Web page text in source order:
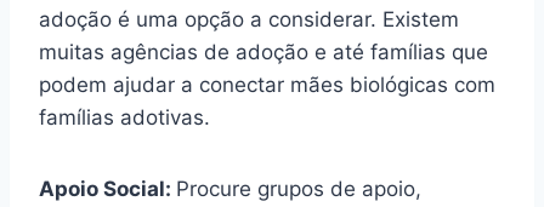
adoção é uma opção a considerar. Existem
muitas agências de adoção e até famílias que
podem ajudar a conectar mães biológicas com
famílias adotivas.
Apoio Social: Procure grupos de apoio,